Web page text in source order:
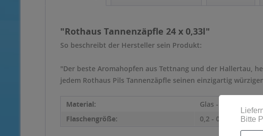
"Rothaus Tannenzäpfle 24 x 0,33l"
So beschreibt der Hersteller sein Produkt:
"Der beste Aromahopfen aus Tettnang und der Hallertau,
jedem Rothaus Pils Tannenzäpfle seinen einzigartig
Material:
Glas - Mehrweg
Flaschengröße:
0,2 - 0,33 l